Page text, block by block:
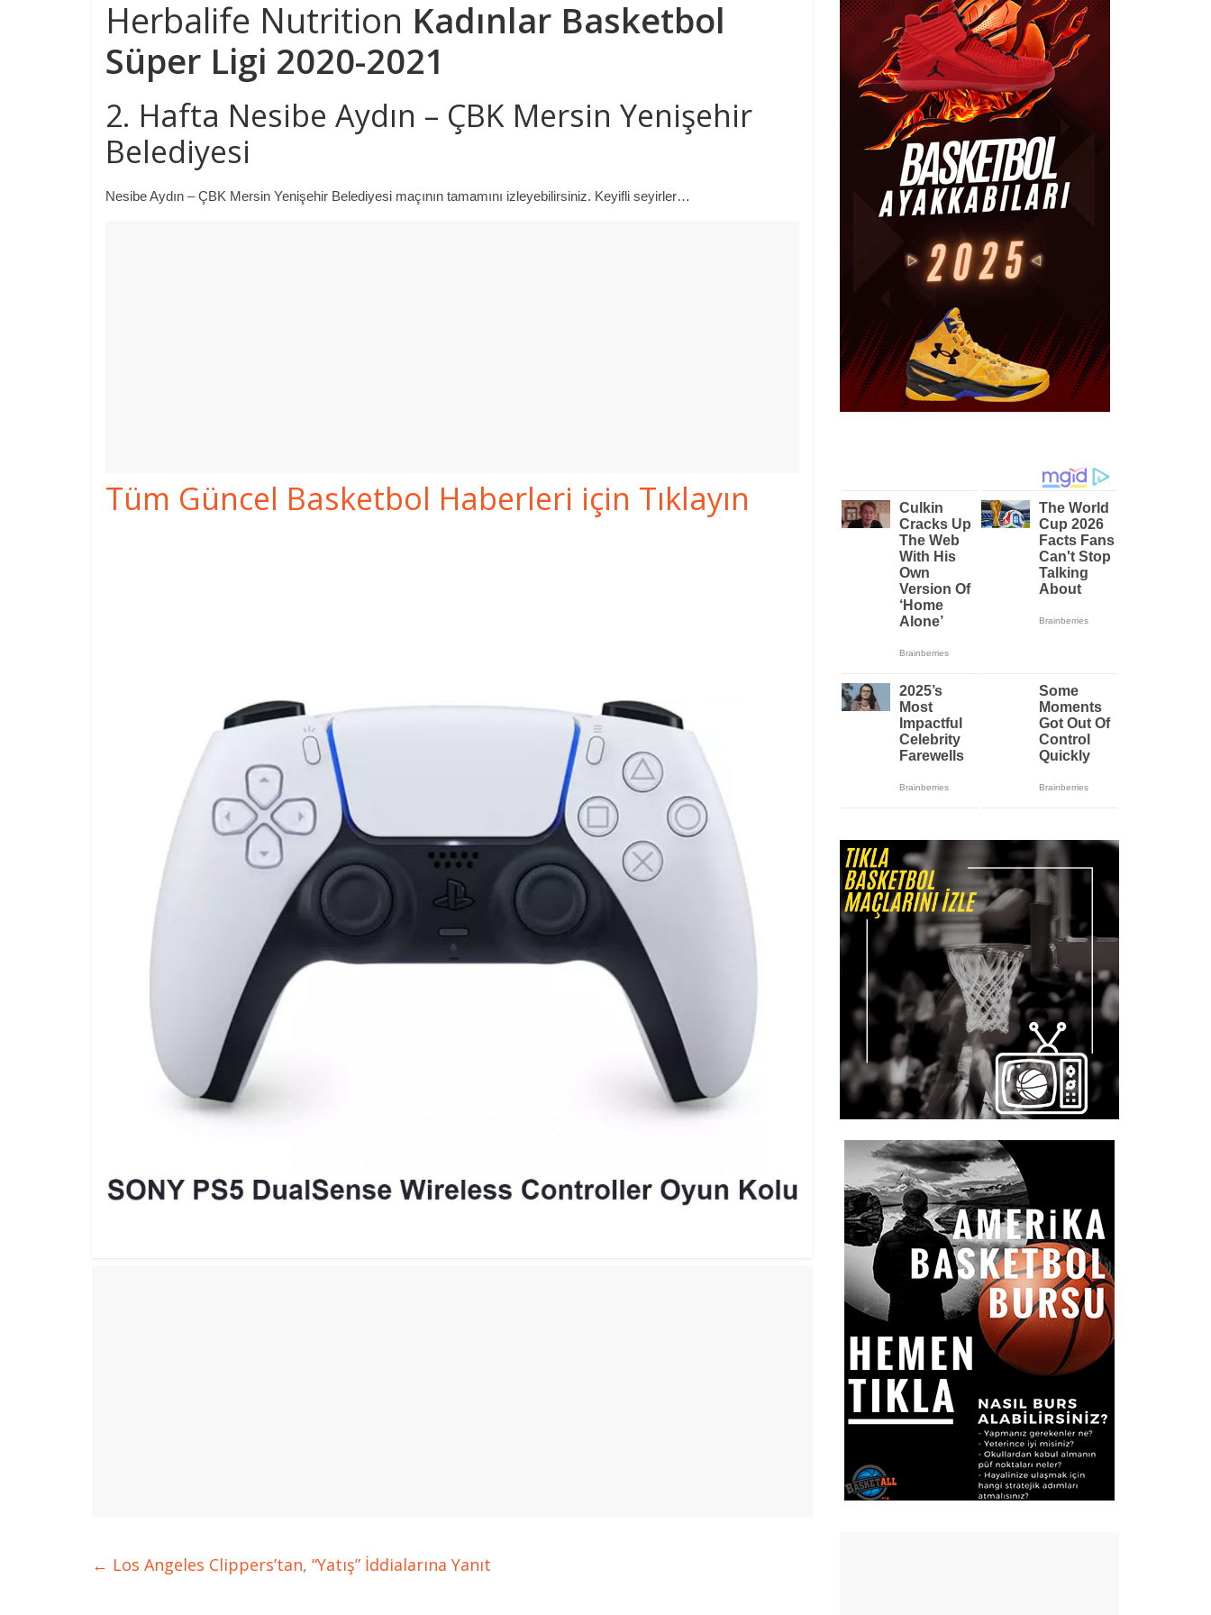
Herbalife Nutrition Kadınlar Basketbol
Süper Ligi 2020-2021
2. Hafta Nesibe Aydın – ÇBK Mersin Yenişehir
Belediyesi
Nesibe Aydın – ÇBK Mersin Yenişehir Belediyesi maçının tamamını izleyebilirsiniz. Keyifli seyirler…
Tüm Güncel Basketbol Haberleri için Tıklayın
← Los Angeles Clippers’tan, “Yatış” İddialarına Yanıt